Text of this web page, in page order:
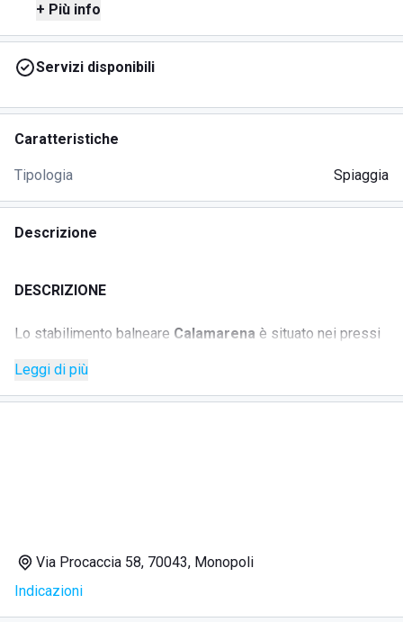
+ Più info
Servizi disponibili
Caratteristiche
Tipologia Spiaggia
Descrizione
DESCRIZIONE
Lo stabilimento balneare Calamarena è situato nei pressi
emblematico e simbolo del territorio. Immerso in una natura
primordiale e mozzafiato. La struttura accoglie i viaggiatori
Ombrelloni e lettinidisposti lungo la costa
Barsituato nei pressi dello scoglio
Accesso animaliconsentito
Leggi di più
Via Procaccia 58, 70043, Monopoli
Indicazioni